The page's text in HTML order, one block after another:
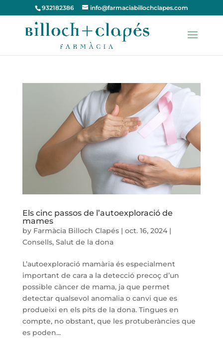
932182386 info@farmaciabillochclapes.com
Els cinc passos de l’autoexploració de
mames
by Farmàcia Billoch Clapés| oct. 16, 2024|
Consells, Salut de la dona
L’autoexploració mamària és especialment
important de cara a la detecció precoç d’un
possible càncer de mama, ja que permet
detectar qualsevol anomalia o canvi que es
produeixi en els pits de la dona. Tingues en
compte, no obstant, que les protuberàncies que
es poden...